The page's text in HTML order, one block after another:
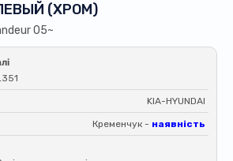
(ХРОМ)
05~
KIA-HYUNDAI
Кременчук - наявність